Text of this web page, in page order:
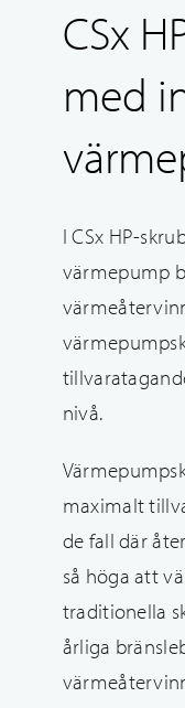
CSx
med
I CSx HP-
värmepump
nivå.
maximalt
de fall där
så höga att
traditionella
årliga